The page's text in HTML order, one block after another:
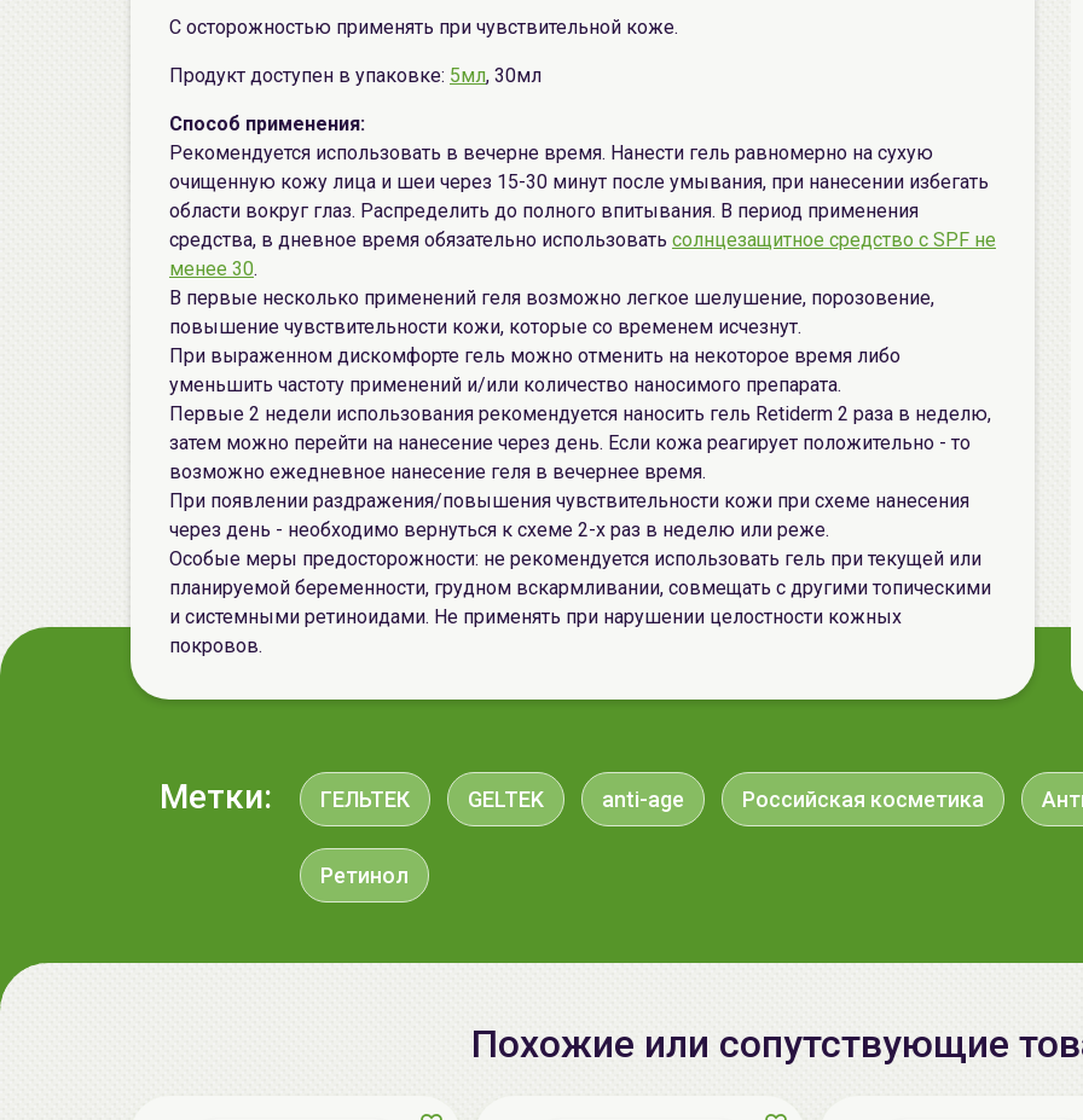
С осторожностью применять при чувствительной коже.
Продукт доступен в упаковке: 5мл, 30мл
Способ применения:
Рекомендуется использовать в вечерне время. Нанести гель равномерно на сухую
очищенную кожу лица и шеи через 15-30 минут после умывания, при нанесении избегать
области вокруг глаз. Распределить до полного впитывания. В период применения
средства, в дневное время обязательно использовать солнцезащитное средство с SPF не
менее 30.
В первые несколько применений геля возможно легкое шелушение, порозовение,
повышение чувствительности кожи, которые со временем исчезнут.
При выраженном дискомфорте гель можно отменить на некоторое время либо
уменьшить частоту применений и/или количество наносимого препарата.
Первые 2 недели использования рекомендуется наносить гель Retiderm 2 раза в неделю,
затем можно перейти на нанесение через день. Если кожа реагирует положительно - то
возможно ежедневное нанесение геля в вечернее время.
При появлении раздражения/повышения чувствительности кожи при схеме нанесения
через день - необходимо вернуться к схеме 2-х раз в неделю или реже.
Особые меры предосторожности: не рекомендуется использовать гель при текущей или
планируемой беременности, грудном вскармливании, совмещать с другими топическими
и системными ретиноидами. Не применять при нарушении целостности кожных
покровов.
Метки: ГЕЛЬТЕК GELTEK anti-age Российская косметика
Ретинол
Похожие или сопутствующие